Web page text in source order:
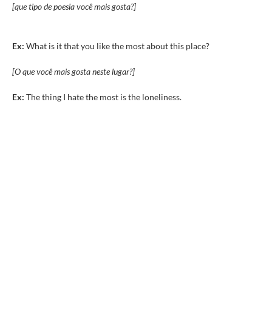
[que tipo de poesia você mais gosta?]
Ex: What is it that you like the most about this place?
[O que você mais gosta neste lugar?]
Ex: The thing I hate the most is the loneliness.